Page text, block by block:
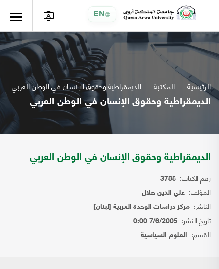
EN
الرئيسية المكتبة الديمقراطية وحقوق الإنسان في الوطن العربي
الديمقراطية وحقوق الإنسان في الوطن العربي
الديمقراطية وحقوق الإنسان في الوطن العربي
رقم الكتاب: 3788
المؤلف: علي الدين هلال
الناشر: مركز دراسات الوحدة العربية [لبنان]
تاريخ النشر: 7/6/2005 0:00
القسم: العلوم السياسية